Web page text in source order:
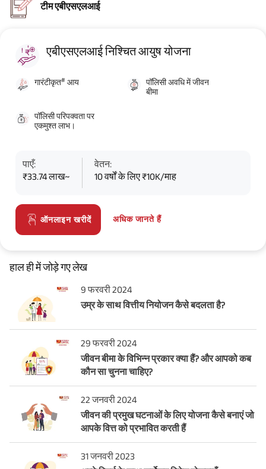
टीम एबीएसएलआई
एबीएसएलआई निश्चित आयुष योजना
गारंटीकृत# आय
पॉलिसी अवधि में जीवन
बीमा
पॉलिसी परिपक्वता पर
एकमुश्त लाभ।
पाएँ:
₹33.74 लाख~
वेतन:
10 वर्षों के लिए ₹10K/माह
ऑनलाइन खरीदें अधिक जानते हैं
हाल ही में जोड़े गए लेख
9 फरवरी 2024
उम्र के साथ वित्तीय नियोजन कैसे बदलता है?
29 फरवरी 2024
जीवन बीमा के विभिन्न प्रकार क्या हैं? और आपको कब
कौन सा चुनना चाहिए?
22 जनवरी 2024
जीवन की प्रमुख घटनाओं के लिए योजना कैसे बनाएं जो
आपके वित्त को प्रभावित करती हैं
31 जनवरी 2023